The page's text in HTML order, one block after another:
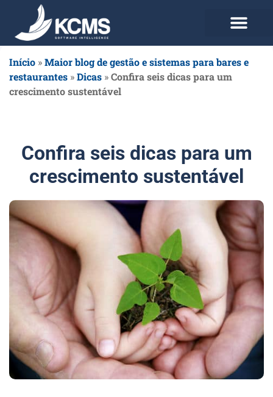
Início »Maior blog de gestão e sistemas para bares e
restaurantes »Dicas »Confira seis dicas para um
crescimento sustentável
Confira seis dicas para um
crescimento sustentável